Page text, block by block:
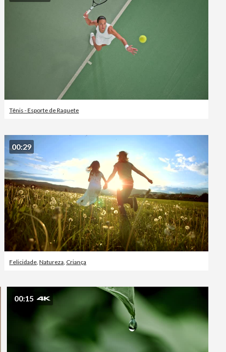
Tênis - Esporte de Raquete
00:29
Felicidade, Natureza, Criança
00:15